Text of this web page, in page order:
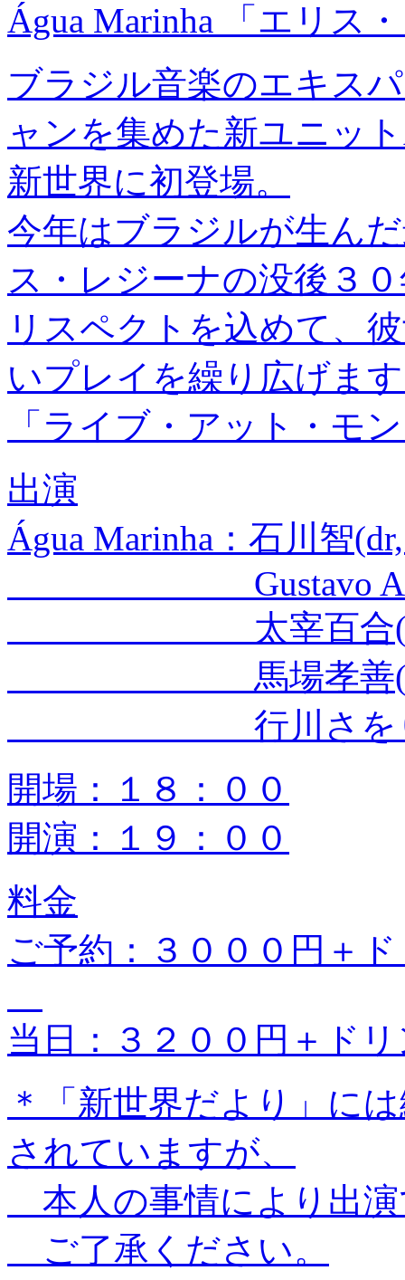
Água Marinha 「エリス
ブラジル音楽のエキス
ャンを集めた新ユニッ
新世界に初登場。
今年はブラジルが生ん
ス・レジーナの没後３
リスペクトを込めて、
いプレイを繰り広げま
「ライブ・アット・モ
出演
Água Marinha：石川智
Gustavo
太宰百合
馬場孝善
行川さをり
開場：１８：００
開演：１９：００
料金
ご予約：３０００円＋
当日：３２００円＋ド
＊「新世界だより」に
されていますが、
本人の事情により出
ご了承ください。